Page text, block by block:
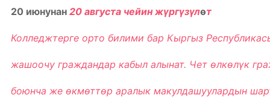
20 июнунан 20 августа чейин жүргүзүлөт
Колледжтерге орто билими бар Кыргыз
жашоочу граждандар кабыл алынат. Чет ѳлкѳлүк
боюнча же ѳкмѳттѳр аралык макулдашуулардын